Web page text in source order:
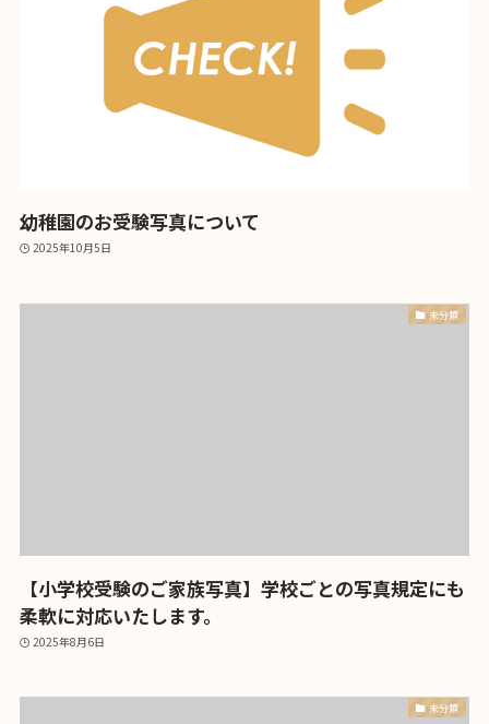
幼稚園のお受験写真について
2025年10月5日
未分類
【小学校受験のご家族写真】学校ごとの写真規定にも
柔軟に対応いたします。
2025年8月6日
未分類